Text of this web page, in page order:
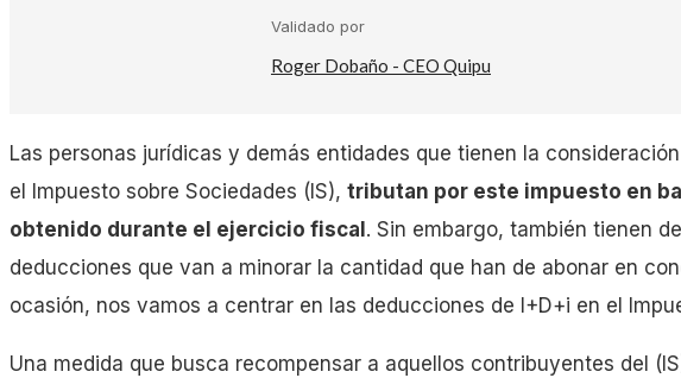
Plantillas Negocio
Gestorías
Laboral
Empresas
Validado por
Roger Dobaño - CEO Quipu
Las personas jurídicas y demás entidades que tienen la
el Impuesto sobre Sociedades (IS), tributan por este impuesto en
obtenido durante el ejercicio fiscal . Sin embargo, también tienen
deducciones que van a minorar la cantidad que han de abonar en
ocasión, nos vamos a centrar en las deducciones de I+D+i en el
Una medida que busca recompensar a aquellos contribuyentes del